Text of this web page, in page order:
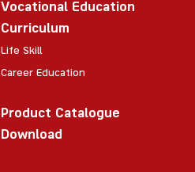
Vocational Education
Curriculum
Life Skill
Career Education
Product Catalogue
Download